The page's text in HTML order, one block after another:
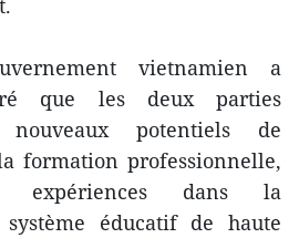
vietnamien a
que les deux parties
potentiels de
formation professionnelle,
expériences dans la
éducatif de haute